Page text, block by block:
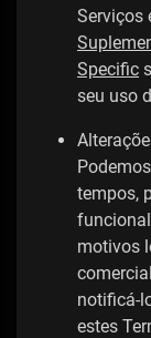
Serviços
Specific
seu uso
tempos,
motivos
notificá-
estes